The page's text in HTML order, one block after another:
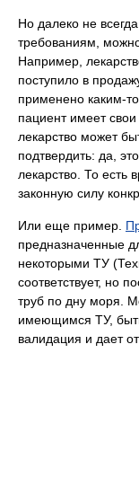
Но далеко не
требованиям,
Например,
поступило в
применено каким-
пациент имеет
лекарство может
подтвердить: да,
лекарство. То есть
законную силу
Или еще пример.
предназначенные
некоторыми ТУ
соответствует, но
труб по дну моря.
имеющимся ТУ,
валидация и дает